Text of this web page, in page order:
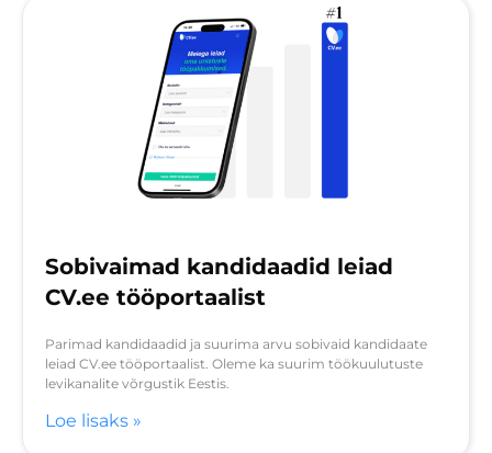
Sobivaimad kandidaadid leiad
CV.ee tööportaalist
Parimad kandidaadid ja suurima arvu sobivaid kandidaate
leiad CV.ee tööportaalist. Oleme ka suurim töökuulutuste
levikanalite võrgustik Eestis.
Loe lisaks »